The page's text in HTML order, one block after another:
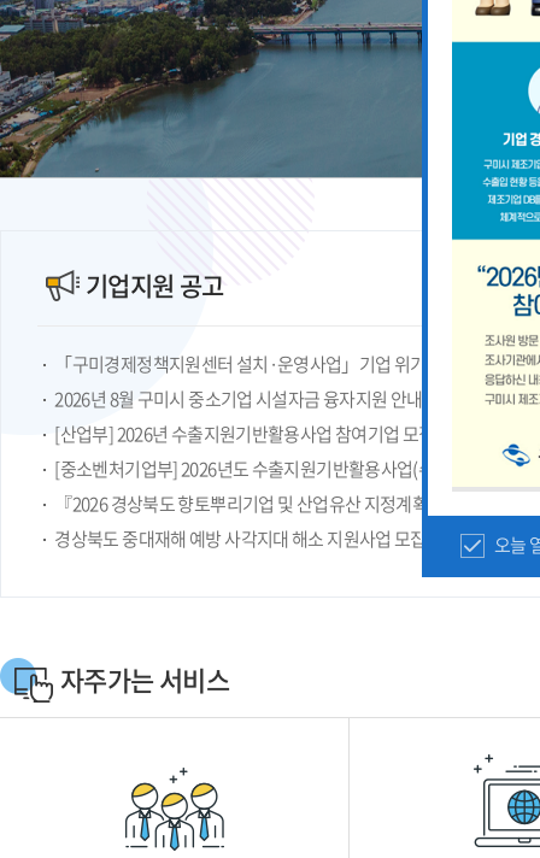
오늘
기업지원 공고
2026년 8월 구미시 중소기업 시설자금 융자지원 안내
『2026 경상북도 향토뿌리기업 및 산업유산 지정계획』 공고
경상북도 중대재해 예방 사각지대 해소 지원사업 모집공고
자주가는 서비스